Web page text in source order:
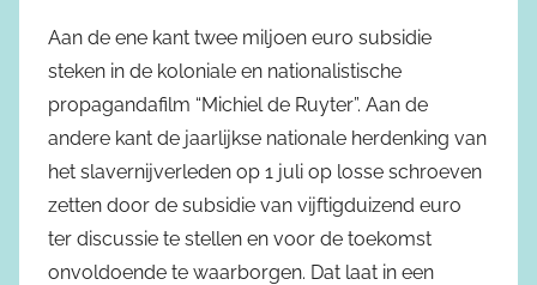
Aan de ene kant twee miljoen euro subsidie
steken in de koloniale en nationalistische
propagandafilm “Michiel de Ruyter”. Aan de
andere kant de jaarlijkse nationale herdenking van
het slavernijverleden op 1 juli op losse schroeven
zetten door de subsidie van vijftigduizend euro
ter discussie te stellen en voor de toekomst
onvoldoende te waarborgen. Dat laat in een